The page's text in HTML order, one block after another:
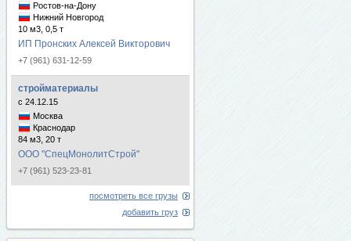
Ростов-на-Дону
Нижний Новгород
10 м3, 0,5 т
ИП Пронских Алексей Викторович
+7 (961) 631-12-59
стройматериалы
с 24.12.15
Москва
Краснодар
84 м3, 20 т
ООО "СпецМонолитСтрой"
+7 (961) 523-23-81
посмотреть все грузы
добавить груз